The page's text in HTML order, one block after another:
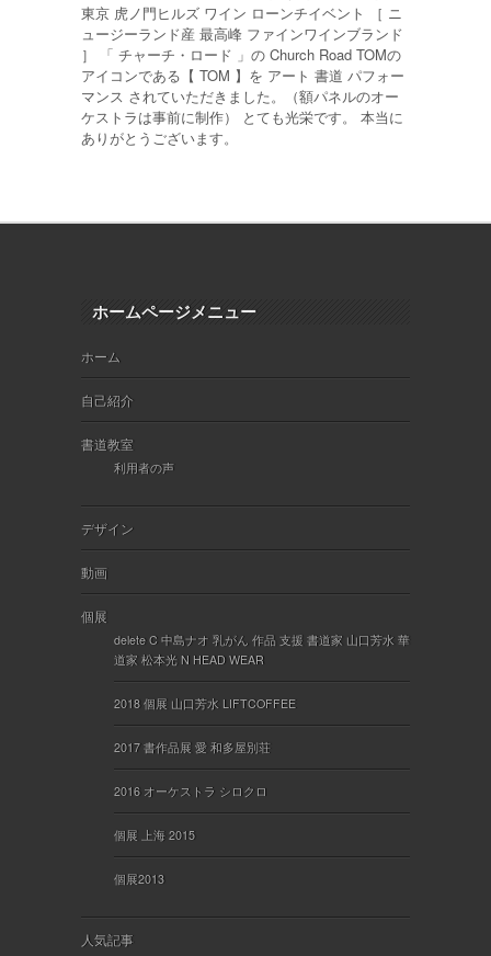
東京 虎ノ門ヒルズ ワイン ローンチイベント ［ ニ
ュージーランド産 最高峰 ファインワインブランド
］ 「 チャーチ・ロード 」の Church Road TOMの
アイコンである【 TOM 】を アート 書道 パフォー
マンス されていただきました。（額パネルのオー
ケストラは事前に制作） とても光栄です。 本当に
ありがとうございます。
ホームページメニュー
ホーム
自己紹介
書道教室
利用者の声
デザイン
動画
個展
delete C 中島ナオ 乳がん 作品 支援 書道家 山口芳水 華
道家 松本光 N HEAD WEAR
2018 個展 山口芳水 LIFTCOFFEE
2017 書作品展 愛 和多屋別荘
2016 オーケストラ シロクロ
個展 上海 2015
個展2013
人気記事